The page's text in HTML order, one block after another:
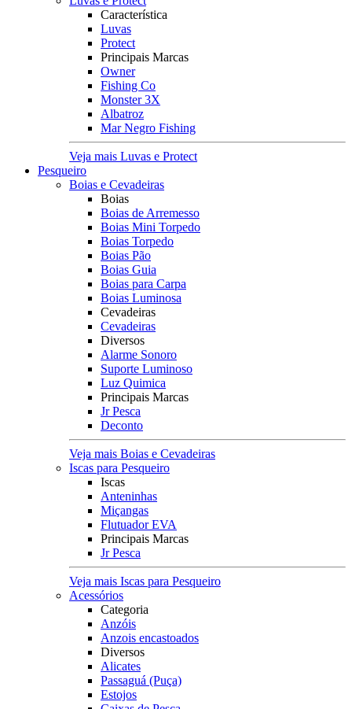
Característica
Luvas
Protect
Principais Marcas
Owner
Fishing Co
Monster 3X
Albatroz
Mar Negro Fishing
Veja mais Luvas e Protect
Pesqueiro
Boias e Cevadeiras
Boias
Boias de Arremesso
Boias Mini Torpedo
Boias Torpedo
Boias Pão
Boias Guia
Boias para Carpa
Boias Luminosa
Cevadeiras
Cevadeiras
Diversos
Alarme Sonoro
Suporte Luminoso
Luz Quimica
Principais Marcas
Jr Pesca
Deconto
Veja mais Boias e Cevadeiras
Iscas para Pesqueiro
Iscas
Anteninhas
Miçangas
Flutuador EVA
Principais Marcas
Jr Pesca
Veja mais Iscas para Pesqueiro
Acessórios
Categoria
Anzóis
Anzois encastoados
Diversos
Alicates
Passaguá (Puça)
Estojos